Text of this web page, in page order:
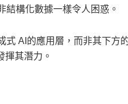
結構化數據一樣令人困惑。
式 AI的應用層，而非其下方
揮其潛力。